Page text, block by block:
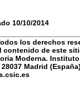
10/10/2014
los derechos
contenido de este
Moderna. Instituto
Madrid